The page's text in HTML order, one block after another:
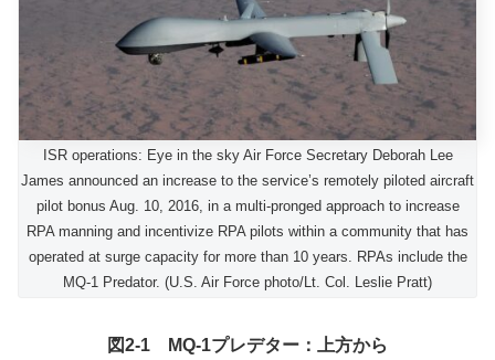
ISR operations: Eye in the sky Air Force Secretary Deborah Lee
James announced an increase to the service’s remotely piloted aircraft
pilot bonus Aug. 10, 2016, in a multi-pronged approach to increase
RPA manning and incentivize RPA pilots within a community that has
operated at surge capacity for more than 10 years. RPAs include the
MQ-1 Predator. (U.S. Air Force photo/Lt. Col. Leslie Pratt)
図2-1 MQ-1プレデター：上方から